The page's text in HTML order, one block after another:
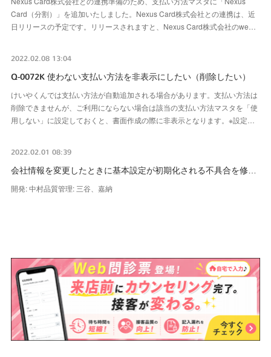
Card（分割）」を追加いたしました。Nexus Card株式会社との連携は、近
日リリースの予定です。リリースされますと、Nexus Card株式会社のwe…
2022.02.08 13:04
Q-0072K 使わない支払い方法を非表示にしたい（削除したい）
けいやくんでは支払い方法が自動追加される場合があります。支払い方法は
削除できませんが、ご利用にならない場合は該当の支払い方法マスタを「使
用しない」に設定しておくと、書面作成の際に非表示となります。※設定…
2022.02.01 08:39
会社情報を変更したときに基本設定が初期化される不具合を修…
開発: 中村品質管理: 三谷、嘉納